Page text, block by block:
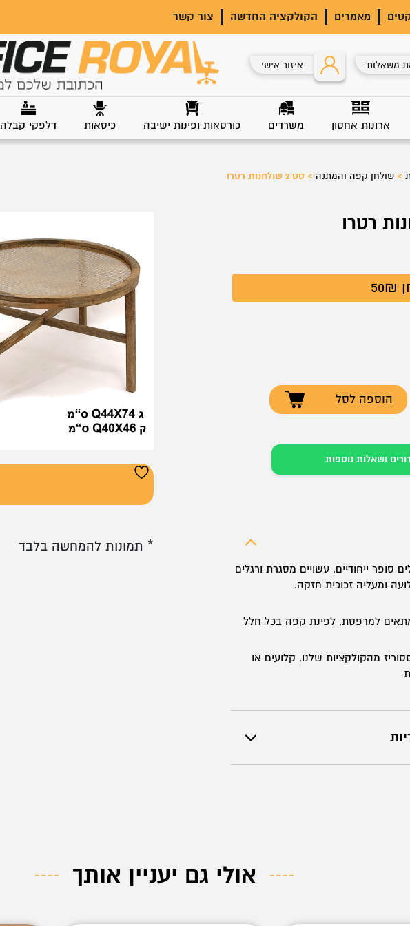
מאמרים הקולקציה החדשה צור קשר
משאלות איזור אישי
ארונות אחסון משרדים כורסאות ופינות ישיבה כיסאות דלפקי קבלה
> שולחן קפה והמתנה > סט 2 שולחנות רטרו
הוספה לסל
ושאלות נוספות
סופר ייחודיים, עשויים מסגרת ורגלים
ומעליה זכוכית חזקה.
מתאים למרפסת, לפינת קפה בכל חלל
מהקולקציות שלנו, קלועים או
* תמונות להמחשה בלבד
אולי גם יעניין אותך